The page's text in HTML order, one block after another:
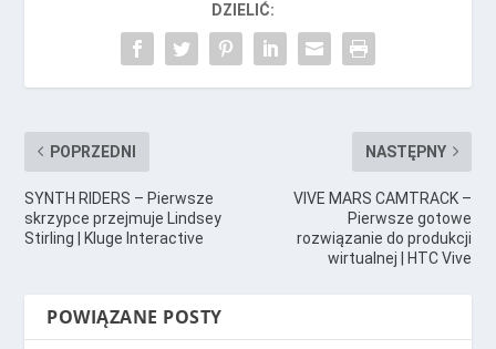
DZIELIĆ:
POPRZEDNI
SYNTH RIDERS – Pierwsze
skrzypce przejmuje Lindsey
Stirling | Kluge Interactive
NASTĘPNY
VIVE MARS CAMTRACK –
Pierwsze gotowe
rozwiązanie do produkcji
wirtualnej | HTC Vive
POWIĄZANE POSTY